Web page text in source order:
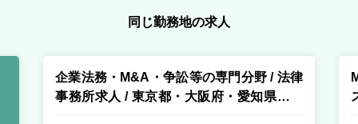
同じ勤務地の求人
企業法務・M&A・争訟等の専門分野 / 法律
事務所求人 / 東京都・大阪府・愛知県・福
岡県・香川県・北海道